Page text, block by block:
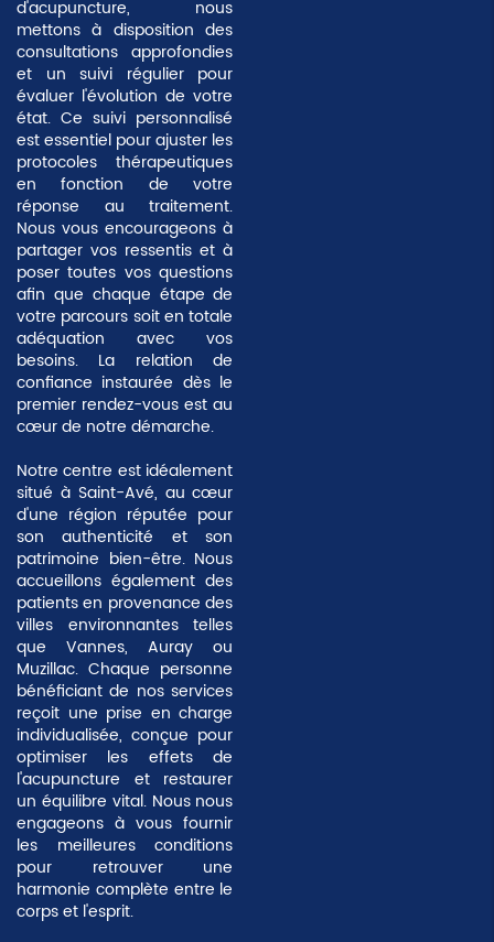
d'acupuncture, nous
mettons à disposition des
consultations approfondies
et un suivi régulier pour
évaluer l'évolution de votre
état. Ce suivi personnalisé
est essentiel pour ajuster les
protocoles thérapeutiques
en fonction de votre
réponse au traitement.
Nous vous encourageons à
partager vos ressentis et à
poser toutes vos questions
afin que chaque étape de
votre parcours soit en totale
adéquation avec vos
besoins. La relation de
confiance instaurée dès le
premier rendez-vous est au
cœur de notre démarche.
Notre centre est idéalement
situé à Saint-Avé, au cœur
d'une région réputée pour
son authenticité et son
patrimoine bien-être. Nous
accueillons également des
patients en provenance des
villes environnantes telles
que Vannes, Auray ou
Muzillac. Chaque personne
bénéficiant de nos services
reçoit une prise en charge
individualisée, conçue pour
optimiser les effets de
l'acupuncture et restaurer
un équilibre vital. Nous nous
engageons à vous fournir
les meilleures conditions
pour retrouver une
harmonie complète entre le
corps et l'esprit.